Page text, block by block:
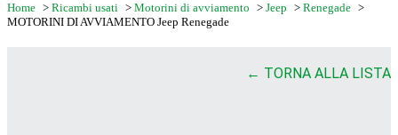
Home > Ricambi usati > Motorini di avviamento > Jeep > Renegade >
MOTORINI DI AVVIAMENTO Jeep Renegade
← TORNA ALLA LISTA